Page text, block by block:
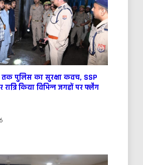
तक पुलिस का सुरक्षा कवच, SSP
किया विभिन्न जगहों पर फ्लैग